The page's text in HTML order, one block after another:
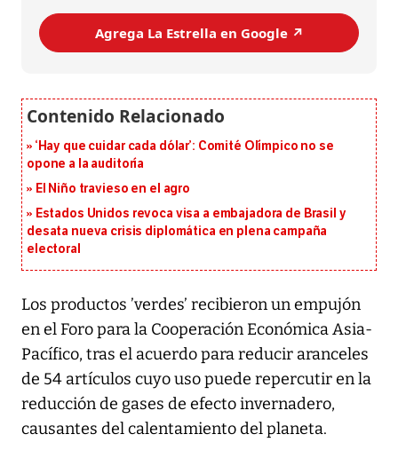
Agrega La Estrella en Google ↗️
‘Hay que cuidar cada dólar’: Comité Olímpico no se
opone a la auditoría
El Niño travieso en el agro
Estados Unidos revoca visa a embajadora de Brasil y
desata nueva crisis diplomática en plena campaña
electoral
Los productos ’verdes’ recibieron un empujón
en el Foro para la Cooperación Económica Asia-
Pacífico, tras el acuerdo para reducir aranceles
de 54 artículos cuyo uso puede repercutir en la
reducción de gases de efecto invernadero,
causantes del calentamiento del planeta.